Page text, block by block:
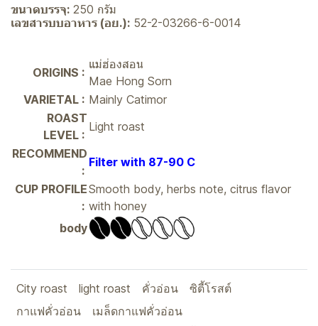
ขนาดบรรจุ: 250 กรัม
เลขสารบบอาหาร (อย.): 52-2-03266-6-0014
ORIGINS :
แม่ฮ่องสอน
Mae Hong Sorn
VARIETAL : Mainly Catimor
ROAST
LEVEL :
Light roast
RECOMMEND
:
Filter with 87-90 C
CUP PROFILE
:
Smooth body, herbs note, citrus flavor
with honey
body
City roast light roast คั่วอ่อน
ซิตี้โรสต์
กาแฟคั่วอ่อน
เมล็ดกาแฟคั่วอ่อน